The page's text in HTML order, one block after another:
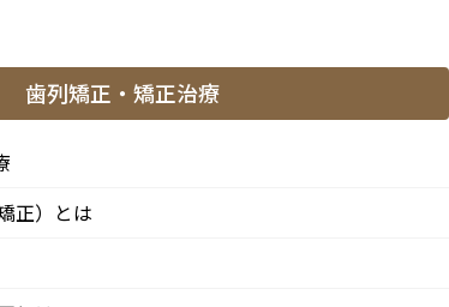
カテゴリー
歯列矯正・矯正治療
正）とは